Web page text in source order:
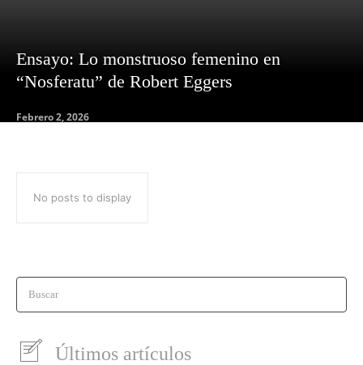
Ensayo: Lo monstruoso femenino en
“Nosferatu” de Robert Eggers
Febrero 2, 2026
No posts to display
Buscar
Últimos artículos